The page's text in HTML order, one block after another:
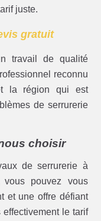
juste.
gratuit
travail de qualité
reconnu
la région qui est
de serrurerie
choisir
de serrurerie à
pouvez vous
et une offre défiant
le tarif